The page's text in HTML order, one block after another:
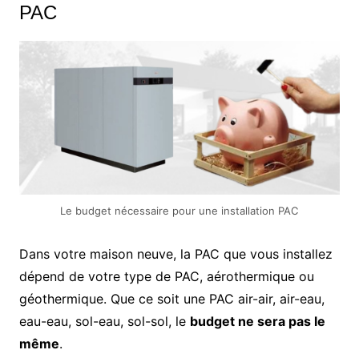
PAC
Le budget nécessaire pour une installation PAC
Dans votre maison neuve, la PAC que vous installez
dépend de votre type de PAC, aérothermique ou
géothermique. Que ce soit une PAC air-air, air-eau,
eau-eau, sol-eau, sol-sol, le budget ne sera pas le
même.